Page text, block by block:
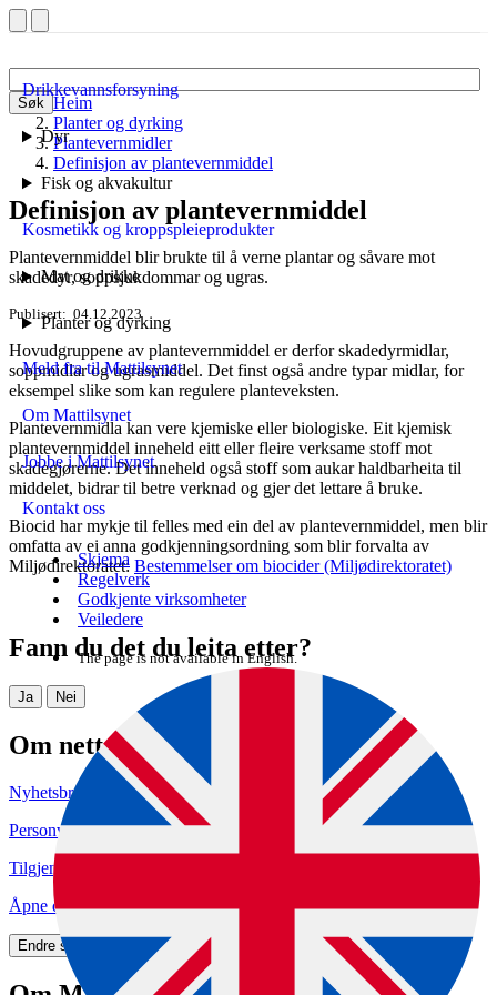
Søk
Drikkevannsforsyning
Dyr
Fisk og akvakultur
Kosmetikk og kroppspleieprodukter
Mat og drikke
Planter og dyrking
Meld fra til Mattilsynet
Om Mattilsynet
Jobbe i Mattilsynet
Kontakt oss
Skjema
Regelverk
Godkjente virksomheter
Veiledere
The page is not available in English.
Heim
Planter og dyrking
Plantevernmidler
Definisjon av plantevernmiddel
Definisjon av plantevernmiddel
Plantevernmiddel blir brukte til å verne plantar og såvare mot
skadedyr, soppsjukdommar og ugras.
Publisert 04.12.2023
Hovudgruppene av plantevernmiddel er derfor skadedyrmidlar,
soppmidlar og ugrasmiddel. Det finst også andre typar midlar, for
eksempel slike som kan regulere planteveksten.
Plantevernmidla kan vere kjemiske eller biologiske. Eit kjemisk
plantevernmiddel inneheld eitt eller fleire verksame stoff mot
skadegjørerne. Det inneheld også stoff som aukar haldbarheita til
middelet, bidrar til betre verknad og gjer det lettare å bruke.
Biocid har mykje til felles med ein del av plantevernmiddel, men blir
omfatta av ei anna godkjenningsordning som blir forvalta av
Miljødirektoratet: Bestemmelser om biocider (Miljødirektoratet)
Fann du det du leita etter?
Ja Nei
Om nettstedet
Nyhetsbrev
Personvern og informasjonskapsler
Tilgjengelighetserklæring (uustatus.no)
Åpne data (API)
Endre samtykke for informasjonskapslar